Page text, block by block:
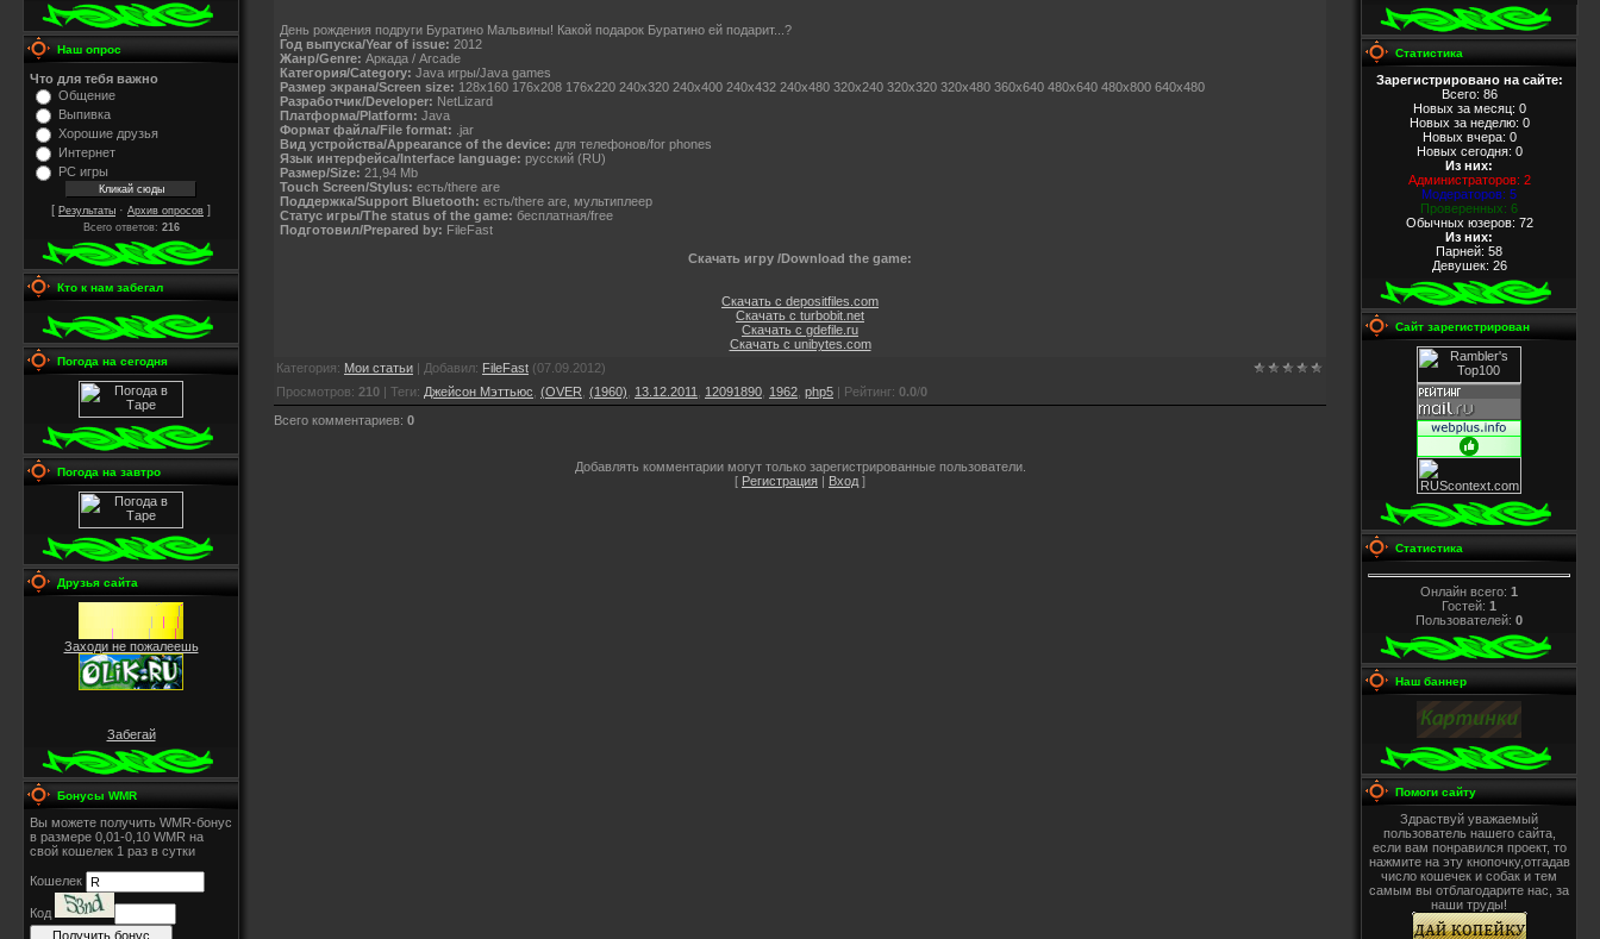
Наш опрос
Что для тебя важно
Общение
Выпивка
Хорошие друзья
Интернет
PC игры
[ Результаты · Архив опросов ]
Всего ответов: 216
Кто к нам забегал
Погода на сегодня
Погода на завтро
Друзья сайта
Заходи не пожалеешь
Забегай
Бонусы WMR
Вы можете получить WMR-бонус
в размере 0,01-0,10 WMR на
свой кошелек 1 раз в сутки
Кошелек
Код
День рождения подруги Буратино Мальвины! Какой подарок Буратино ей подарит...?
Год выпуска/Year of issue: 2012
Жанр/Genre: Аркада / Arcade
Категория/Category: Java игры/Java games
Размер экрана/Screen size: 128x160 176x208 176x220 240x320 240x400 240x432 240x480 320x240 320x320 320x480 360x640 480x640 480x800 640x480
Разработчик/Developer: NetLizard
Платформа/Platform: Java
Формат файла/File format: .jar
Вид устройства/Appearance of the device: для телефонов/for phones
Язык интерфейса/Interface language: русский (RU)
Размер/Size: 21,94 Mb
Touch Screen/Stylus: есть/there are
Поддержка/Support Bluetooth: есть/there are, мультиплеер
Статус игры/The status of the game: бесплатная/free
Подготовил/Prepared by: FileFast
Скачать игру /Download the game:
Скачать с depositfiles.com
Скачать с turbobit.net
Скачать с gdefile.ru
Скачать с unibytes.com
Категория: Мои статьи | Добавил: FileFast (07.09.2012)
Просмотров: 210 | Теги: Джейсон Мэттьюс (OVER (1960) 13.12.2011 12091890 1962 php5 | Рейтинг: 0.0/0
Всего комментариев: 0
Добавлять комментарии могут только зарегистрированные пользователи.
[ Регистрация | Вход ]
Статистика
Зарегистрировано на сайте:
Всего: 86
Новых за месяц: 0
Новых за неделю: 0
Новых вчера: 0
Новых сегодня: 0
Из них:
Администраторов: 2
Модераторов: 5
Проверенных: 6
Обычных юзеров: 72
Из них:
Парней: 58
Девушек: 26
Сайт зарегистрирован
Статистика
Онлайн всего: 1
Гостей: 1
Пользователей: 0
Наш баннер
Помоги сайту
Здраствуй уважаемый
пользователь нашего сайта,
если вам понравился проект, то
нажмите на эту кнопочку,отгадав
число кошечек и собак и тем
самым вы отблагодарите нас, за
наши труды!